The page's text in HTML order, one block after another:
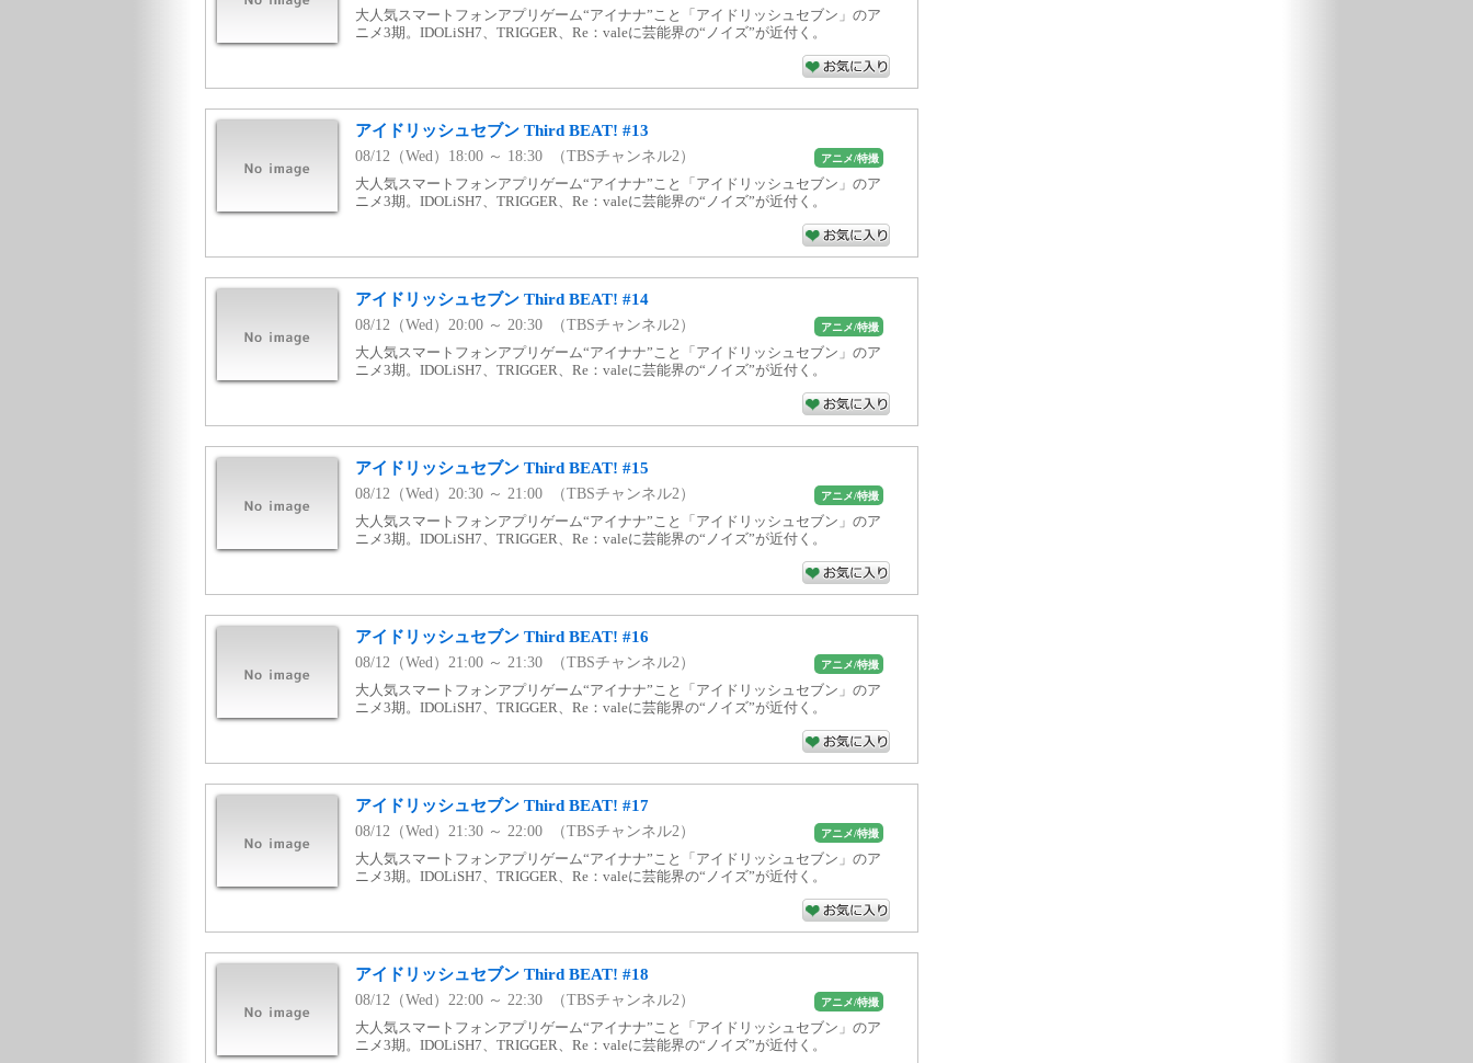
大人気スマートフォンアプリゲーム“アイナナ”こと「アイドリッシュセブン」のア
ニメ3期。IDOLiSH7、TRIGGER、Re：valeに芸能界の“ノイズ”が近付く。
アイドリッシュセブン Third BEAT! #13
08/12（Wed）18:00 ～ 18:30 （TBSチャンネル2） アニメ/特撮
大人気スマートフォンアプリゲーム“アイナナ”こと「アイドリッシュセブン」のア
ニメ3期。IDOLiSH7、TRIGGER、Re：valeに芸能界の“ノイズ”が近付く。
アイドリッシュセブン Third BEAT! #14
08/12（Wed）20:00 ～ 20:30 （TBSチャンネル2） アニメ/特撮
大人気スマートフォンアプリゲーム“アイナナ”こと「アイドリッシュセブン」のア
ニメ3期。IDOLiSH7、TRIGGER、Re：valeに芸能界の“ノイズ”が近付く。
アイドリッシュセブン Third BEAT! #15
08/12（Wed）20:30 ～ 21:00 （TBSチャンネル2） アニメ/特撮
大人気スマートフォンアプリゲーム“アイナナ”こと「アイドリッシュセブン」のア
ニメ3期。IDOLiSH7、TRIGGER、Re：valeに芸能界の“ノイズ”が近付く。
アイドリッシュセブン Third BEAT! #16
08/12（Wed）21:00 ～ 21:30 （TBSチャンネル2） アニメ/特撮
大人気スマートフォンアプリゲーム“アイナナ”こと「アイドリッシュセブン」のア
ニメ3期。IDOLiSH7、TRIGGER、Re：valeに芸能界の“ノイズ”が近付く。
アイドリッシュセブン Third BEAT! #17
08/12（Wed）21:30 ～ 22:00 （TBSチャンネル2） アニメ/特撮
大人気スマートフォンアプリゲーム“アイナナ”こと「アイドリッシュセブン」のア
ニメ3期。IDOLiSH7、TRIGGER、Re：valeに芸能界の“ノイズ”が近付く。
アイドリッシュセブン Third BEAT! #18
08/12（Wed）22:00 ～ 22:30 （TBSチャンネル2） アニメ/特撮
大人気スマートフォンアプリゲーム“アイナナ”こと「アイドリッシュセブン」のア
ニメ3期。IDOLiSH7、TRIGGER、Re：valeに芸能界の“ノイズ”が近付く。